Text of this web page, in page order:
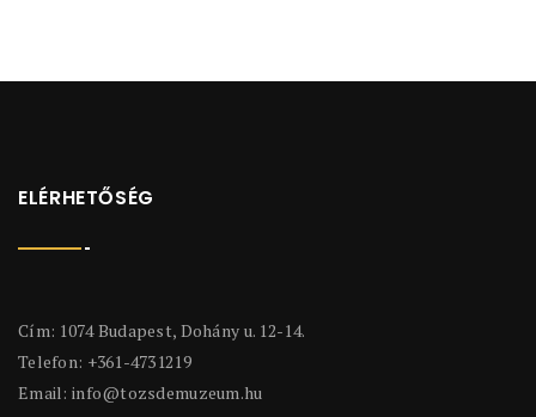
ELÉRHETŐSÉG
Cím: 1074 Budapest, Dohány u. 12-14.
Telefon: +361-4731219
Email: info@tozsdemuzeum.hu